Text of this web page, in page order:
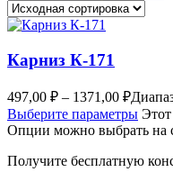
Карниз К-171
497,00 ₽ – 1371,00 ₽
Выберите параметры Этот
Опции можно выбрать на
Получите бесплатную